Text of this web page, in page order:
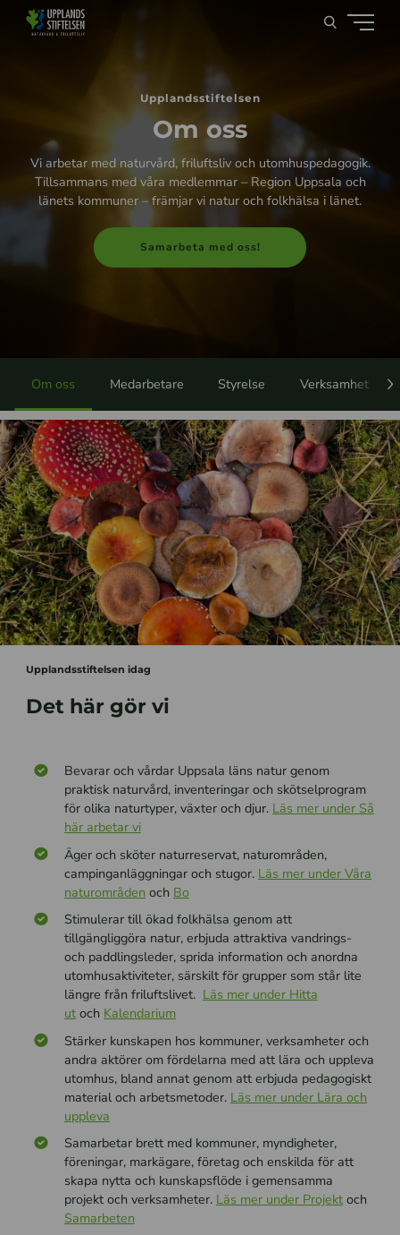
Upplandsstiftelsen
Om oss
Vi arbetar med naturvård, friluftsliv och utomhuspedagogik.
Tillsammans med våra medlemmar – Region Uppsala och
länets kommuner – främjar vi natur och folkhälsa i länet.
Samarbeta med oss!
Om oss Medarbetare Styrelse Verksamhet
Upplandsstiftelsen idag
Det här gör vi
Bevarar och vårdar Uppsala läns natur genom
praktisk naturvård, inventeringar och skötselprogram
för olika naturtyper, växter och djur. Läs mer under Så
här arbetar vi
Äger och sköter naturreservat, naturområden,
campinganläggningar och stugor. Läs mer under Våra
naturområden och Bo
Stimulerar till ökad folkhälsa genom att
tillgängliggöra natur, erbjuda attraktiva vandrings-
och paddlingsleder, sprida information och anordna
utomhusaktiviteter, särskilt för grupper som står lite
längre från friluftslivet. Läs mer under Hitta
utoch Kalendarium
Stärker kunskapen hos kommuner, verksamheter och
andra aktörer om fördelarna med att lära och uppleva
utomhus, bland annat genom att erbjuda pedagogiskt
material och arbetsmetoder. Läs mer under Lära och
uppleva
Samarbetar brett med kommuner, myndigheter,
föreningar, markägare, företag och enskilda för att
skapa nytta och kunskapsflöde i gemensamma
projekt och verksamheter. Läs mer under Projektoch
Samarbeten